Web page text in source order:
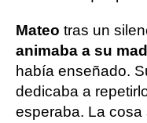
Mateo tras un
animaba a su
había enseñado.
dedicaba a
esperaba. La cosa